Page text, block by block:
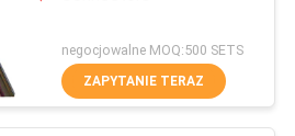
negocjowalne MOQ:500 SETS
ZAPYTANIE TERAZ